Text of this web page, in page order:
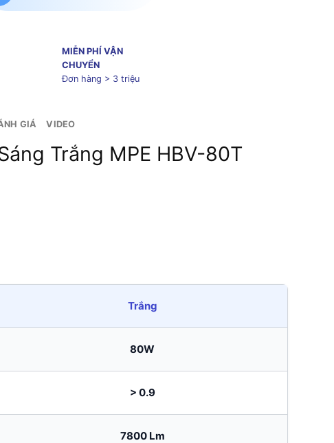
MIỄN PHÍ VẬN
CHUYỂN
Đơn hàng > 3 triệu
GIÁ VIDEO
Trắng MPE HBV-80T
Trắng
80W
> 0.9
7800 Lm